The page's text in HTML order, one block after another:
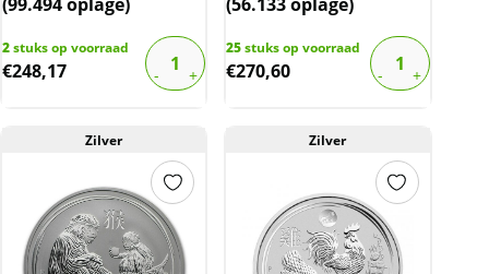
2stuks op voorraad
€248,17
25stuks op voorraad
€270,60
Zilver Zilver